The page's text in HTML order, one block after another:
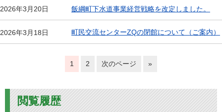
2026年3月20日 飯綱町下水道事業経営戦略を改定しました。
2026年3月18日 町民交流センターZQの閉館について（ご案内）
1 2 次のページ »
閲覧履歴